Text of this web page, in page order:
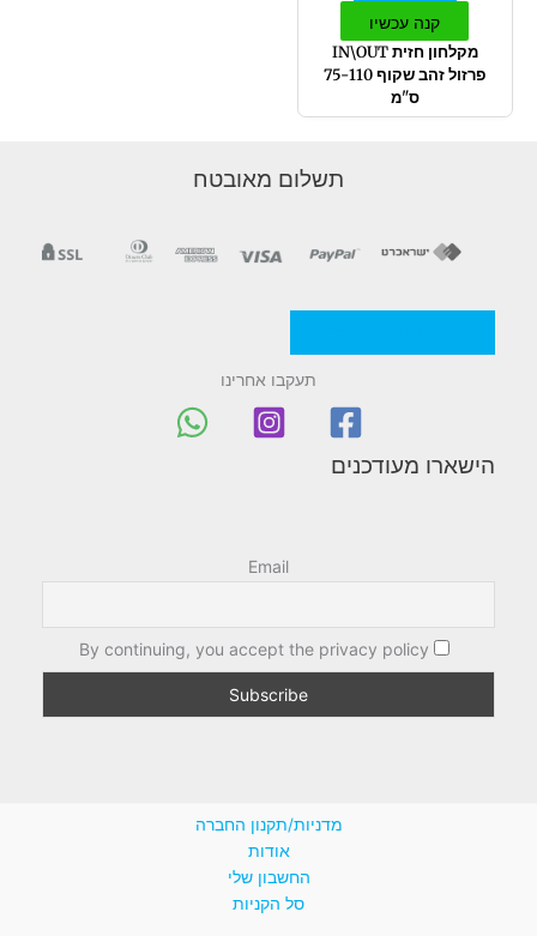
קנה עכשיו
מקלחון חזית IN\OUT
פרזול זהב שקוף 75-110
ס"מ
תשלום מאובטח
תעקבו אחרינו
הישארו מעודכנים
Email
By continuing, you accept the privacy policy
מדניות/תקנון החברה
אודות
החשבון שלי
סל הקניות